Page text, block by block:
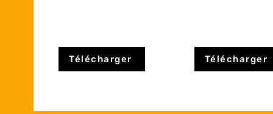
Télécharger Télécharger